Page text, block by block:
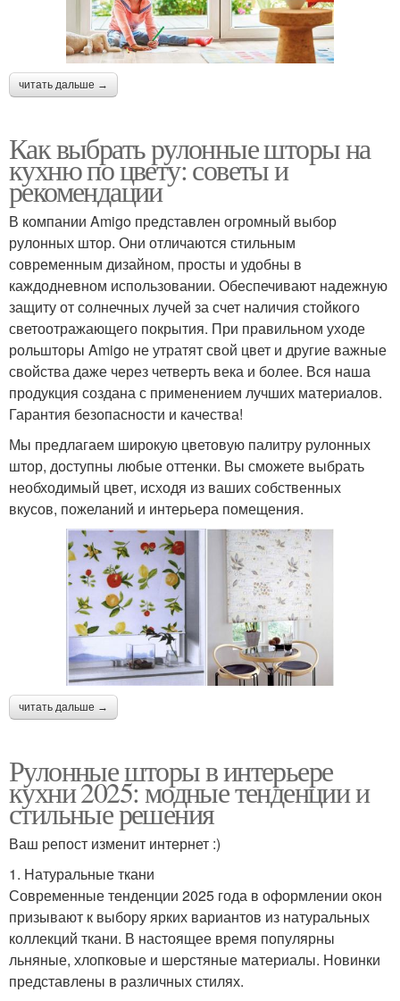
читать дальше →
Как выбрать рулонные шторы на
кухню по цвету: советы и
рекомендации
В компании Amigo представлен огромный выбор
рулонных штор. Они отличаются стильным
современным дизайном, просты и удобны в
каждодневном использовании. Обеспечивают надежную
защиту от солнечных лучей за счет наличия стойкого
светоотражающего покрытия. При правильном уходе
рольшторы Amigo не утратят свой цвет и другие важные
свойства даже через четверть века и более. Вся наша
продукция создана с применением лучших материалов.
Гарантия безопасности и качества!
Мы предлагаем широкую цветовую палитру рулонных
штор, доступны любые оттенки. Вы сможете выбрать
необходимый цвет, исходя из ваших собственных
вкусов, пожеланий и интерьера помещения.
читать дальше →
Рулонные шторы в интерьере
кухни 2025: модные тенденции и
стильные решения
Ваш репост изменит интернет :)
1. Натуральные ткани
Современные тенденции 2025 года в оформлении окон
призывают к выбору ярких вариантов из натуральных
коллекций ткани. В настоящее время популярны
льняные, хлопковые и шерстяные материалы. Новинки
представлены в различных стилях.